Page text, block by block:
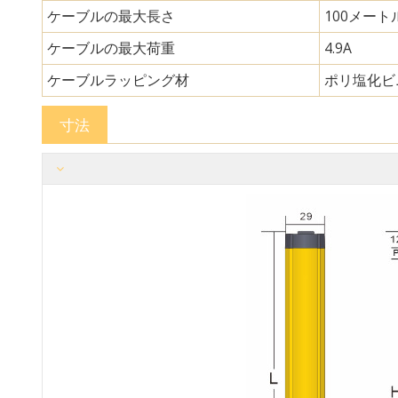
ケーブルの最大長さ
100メート
ケーブルの最大荷重
4.9A
ケーブルラッピング材
ポリ塩化
寸法